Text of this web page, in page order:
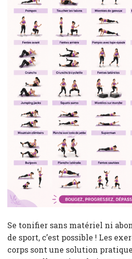
Se tonifier sans matériel ni
de sport, c’est possible ! Les
corps sont une solution